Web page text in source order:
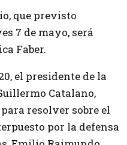
que previsto
7 de mayo, será
Faber.
el presidente de la
Catalano,
resolver sobre el
por la defensa